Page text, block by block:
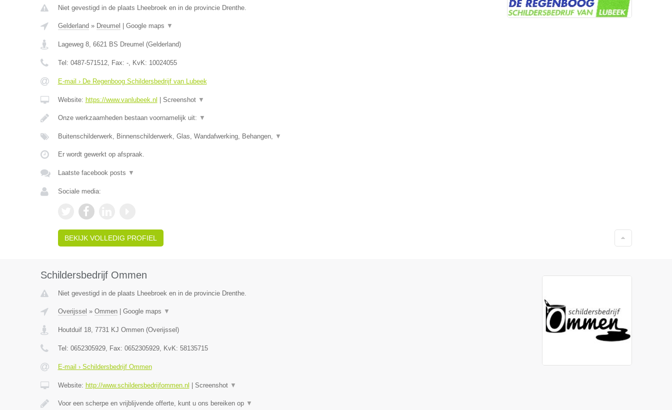
Niet gevestigd in de plaats Lheebroek en in de provincie Drenthe.
Gelderland » Dreumel Google maps ▼
Lageweg 8, 6621 BS Dreumel (Gelderland)
Tel: 0487-571512, Fax: -, KvK: 10024055
E-mail › De Regenboog Schildersbedrijf van Lubeek
Website: https://www.vanlubeek.nl Screenshot ▼
Onze werkzaamheden bestaan voornamelijk uit: ▼
Buitenschilderwerk, Binnenschilderwerk, Glas, Wandafwerking, Behangen, ▼
Er wordt gewerkt op afspraak.
Laatste facebook posts ▼
Sociale media:
BEKIJK VOLLEDIG PROFIEL
Schildersbedrijf Ommen
Niet gevestigd in de plaats Lheebroek en in de provincie Drenthe.
Overijssel » Ommen| Google maps ▼
Houtduif 18, 7731 KJ Ommen(Overijssel )
Tel: 0652305929, Fax: 0652305929, KvK: 58135715
E-mail › Schildersbedrijf Ommen
Website: http://www.schildersbedrijfommen.nl Screenshot ▼
Voor een scherpe en vrijblijvende offerte, kunt u ons bereiken op ▼